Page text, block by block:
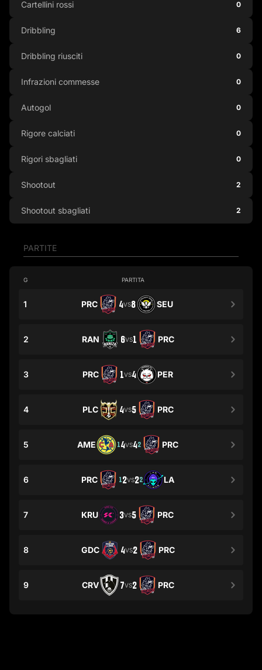
PARTITE
G PARTITA
1 PRC 4VS8 SEU
2 RAN 6VS1 PRC
3 PRC 1VS4 PER
4 PLC 4VS5 PRC
5 AME 14VS42 PRC
6 PRC 12VS22 LA
7 KRU 3VS5 PRC
8 GDC 4VS2 PRC
9 CRV 7VS2 PRC
Cartellini rossi 0
Dribbling 6
Dribbling riusciti 0
Infrazioni commesse 0
Autogol 0
Rigore calciati 0
Rigori sbagliati 0
Shootout 2
Shootout sbagliati 2